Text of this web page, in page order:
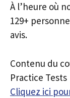
À l’heure où
129+
avis.
Contenu du
Practice Tests
Cliquez ici